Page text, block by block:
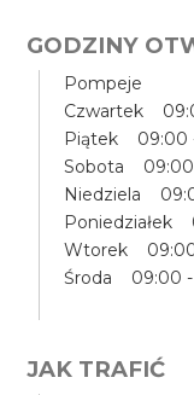
GODZINY
Pompeje
Czwartek
Piątek 09:00
Sobota 09:00
Niedziela
Poniedziałek
Wtorek 09:00
Środa 09:00 -
JAK TRAFIĆ